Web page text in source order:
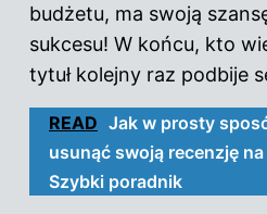
budżetu, ma swoją
sukcesu! W końcu, kto
tytuł kolejny raz podbije
READ Jak w prosty
usunąć swoją recenzję na
Szybki poradnik